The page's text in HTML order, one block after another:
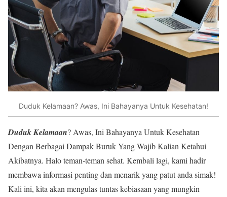
Duduk Kelamaan? Awas, Ini Bahayanya Untuk Kesehatan!
Duduk Kelamaan? Awas, Ini Bahayanya Untuk Kesehatan
Dengan Berbagai Dampak Buruk Yang Wajib Kalian Ketahui
Akibatnya. Halo teman-teman sehat. Kembali lagi, kami hadir
membawa informasi penting dan menarik yang patut anda simak!
Kali ini, kita akan mengulas tuntas kebiasaan yang mungkin